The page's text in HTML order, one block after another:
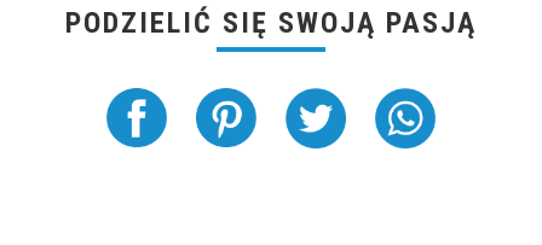
PODZIELIĆ SIĘ SWOJĄ PASJĄ